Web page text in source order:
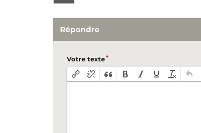
Répondre
Votre texte